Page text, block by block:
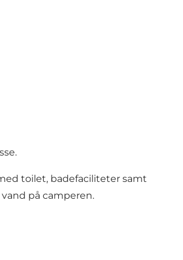
toilet, badefaciliteter samt
på camperen.